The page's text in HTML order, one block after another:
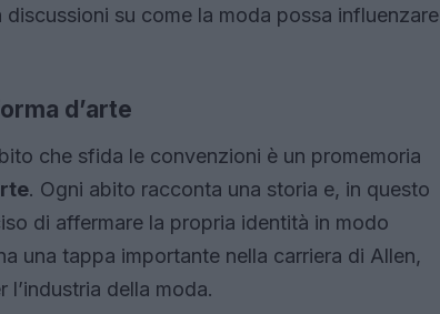
su come la moda possa influenzare
d’arte
che sfida le convenzioni è un promemoria
. Ogni abito racconta una storia e, in questo
di affermare la propria identità in modo
una tappa importante nella carriera di Allen,
l’industria della moda.